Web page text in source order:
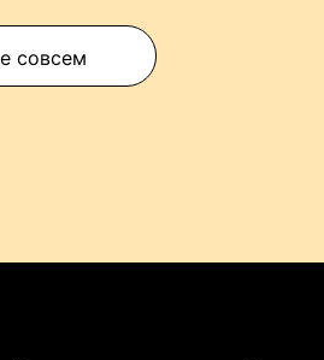
совсем